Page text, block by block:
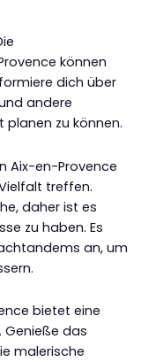
können
dich über
andere
planen zu können.
Aix-en-Provence
treffen.
daher ist es
zu haben. Es
an, um
bietet eine
Genieße das
malerische